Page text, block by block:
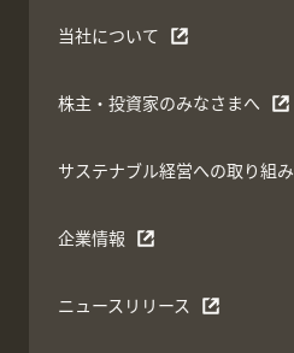
当社について
株主・投資家のみなさまへ
サステナブル経営への取り組み
企業情報
ニュースリリース